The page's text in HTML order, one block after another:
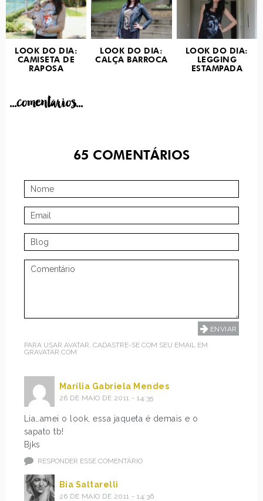
LOOK DO DIA:
CAMISETA DE
RAPOSA
LOOK DO DIA:
CALÇA BARROCA
LOOK DO DIA:
LEGGING
ESTAMPADA
...comentarios...
65 COMENTÁRIOS
PARA USAR AVATAR, CADASTRE-SE COM SEU EMAIL EM
GRAVATAR.COM
Marília Gabriela Mendes
26 DE MAIO DE 2011 - 14:35
Lia…amei o look, essa jaqueta é demais e o
sapato tb!
Bjks
RESPONDER ESSE COMENTÁRIO
Bia Saltarelli
26 DE MAIO DE 2011 - 14:36